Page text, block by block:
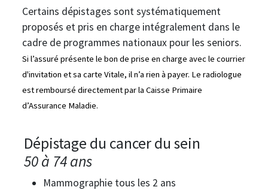
Certains dépistages sont systématiquement
proposés et pris en charge intégralement dans le
cadre de programmes nationaux pour les seniors.
Si l’assuré présente le bon de prise en charge avec le courrier
d'invitation et sa carte Vitale, il n’a rien à payer. Le radiologue
est remboursé directement par la Caisse Primaire
d’Assurance Maladie.
Dépistage du cancer du sein
50 à 74 ans
Mammographie tous les 2 ans